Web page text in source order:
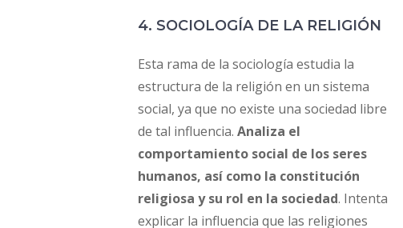
4. SOCIOLOGÍA DE LA RELIGIÓN
Esta rama de la sociología estudia la
estructura de la religión en un sistema
social, ya que no existe una sociedad libre
de tal influencia. Analiza el
comportamiento social de los seres
humanos, así como la constitución
religiosa y su rol en la sociedad. Intenta
explicar la influencia que las religiones